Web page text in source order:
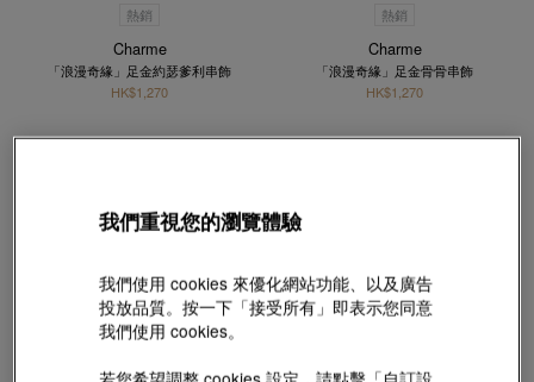
熱銷
Charme
「浪漫奇緣」足金約瑟爹利串飾
HK$1,270
熱銷
Charme
「浪漫奇緣」足金骨骨串飾
HK$1,270
我們重視您的瀏覽體驗
我們使用 cookies 來優化網站功能、以及廣告
投放品質。按一下「接受所有」即表示您同意
我們使用 cookies。